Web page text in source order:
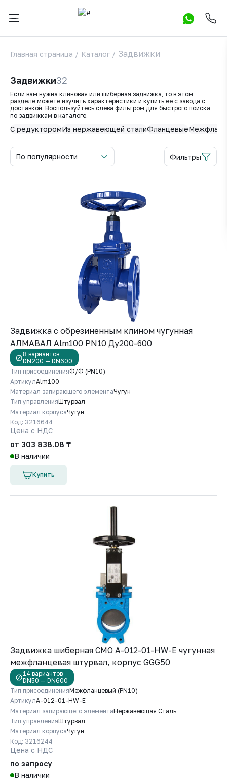
Главная страница / Каталог / Задвижки
Задвижки32
Категории
Клиновые 6
Шиберные
задвижки 26
Если вам нужна клиновая или шиберная задвижка, то в этом
разделе можете изучить характеристики и купить её с завода с
доставкой. Воспользуйтесь слева фильтром для быстрого поиска
по задвижкам в каталоге.
С редукторомИз нержавеющей сталиФланцевые
По популярности Фильтры
Задвижка с обрезиненным клином чугунная
АЛМАВАЛ Alm100 PN10 Ду200-600
8 вариантов
DN200 — DN600
Тип присоединенияФ/Ф (PN10)
АртикулAlm100
Материал запирающего элементаЧугун
Тип управленияШтурвал
Материал корпусаЧугун
Код: 3216644
Цена с НДС
от 303 838.08 ₸
В наличии
Купить
Задвижка шиберная СМО A-012-01-HW-E чугунная
межфланцевая штурвал, корпус GGG50
14 вариантов
DN50 — DN600
Тип присоединенияМежфланцевый (PN10)
АртикулA-012-01-HW-E
Материал запирающего элементаНержавеющая Сталь
Тип управленияШтурвал
Материал корпусаЧугун
Код: 3216244
Цена с НДС
по запросу
В наличии